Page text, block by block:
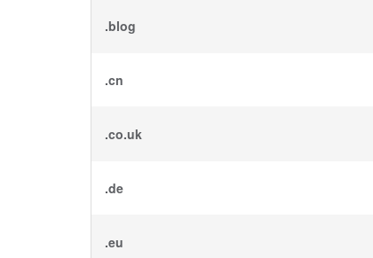
.blog
.cn
.co.uk
.de
.eu